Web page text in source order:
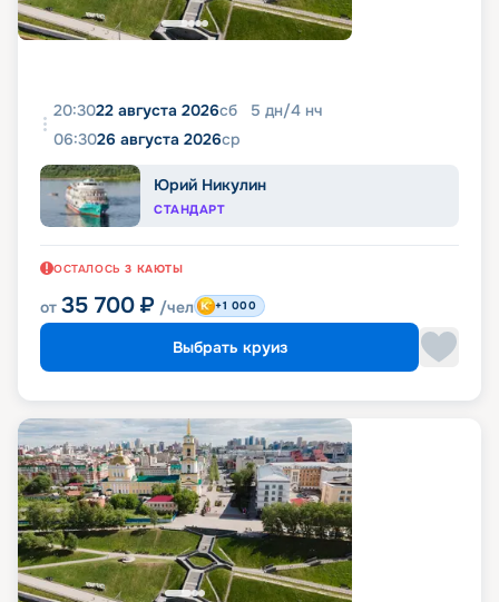
20:3022 августа 2026сб 5 дн/4 нч
06:3026 августа 2026ср
Юрий Никулин
СТАНДАРТ
ОСТАЛОСЬ 3 КАЮТЫ
от 35 700 ₽ /чел +1 000
Выбрать круиз